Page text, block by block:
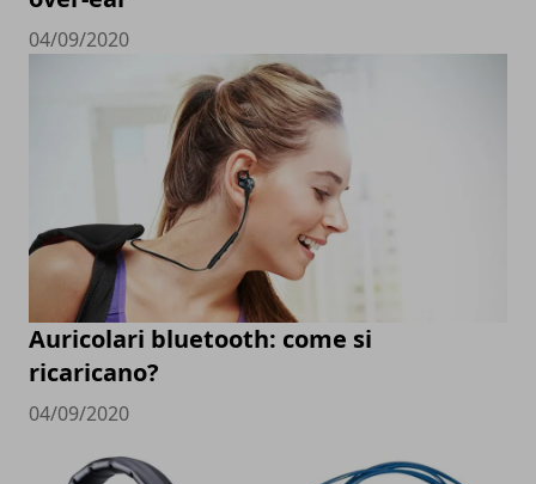
04/09/2020
Auricolari bluetooth: come si
ricaricano?
04/09/2020